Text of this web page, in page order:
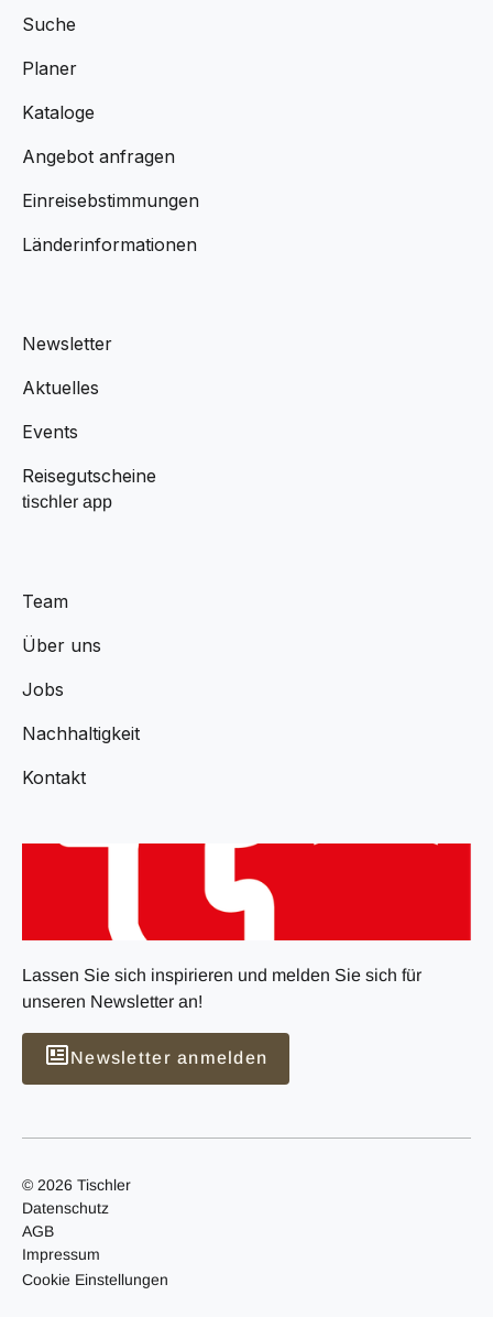
Suche
Planer
Kataloge
Angebot anfragen
Einreisebstimmungen
Länderinformationen
Newsletter
Aktuelles
Events
Reisegutscheine
tischler app
Team
Über uns
Jobs
Nachhaltigkeit
Kontakt
Lassen Sie sich inspirieren und melden Sie sich für
unseren Newsletter an!
Newsletter anmelden
© 2026 Tischler
Datenschutz
AGB
Impressum
Cookie Einstellungen